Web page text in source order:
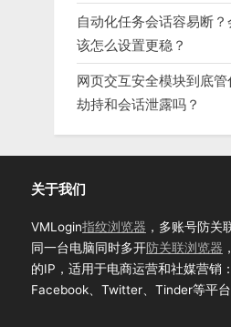
自动化任务会话容易断
该怎么设置更稳？
网页交互安全模块到底
劫持和会话泄露吗？
关于我们
VMLogin指纹浏览器 ，多账号防关
同一台电脑同时多开防关联浏览器
的IP，适用于电商运营和社媒营销
Facebook、Twitter、Tinder等平台